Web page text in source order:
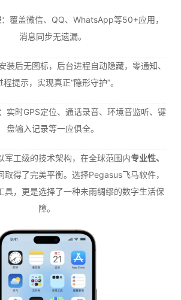
：覆盖微信、QQ、WhatsApp等50+应用，
消息同步无遗漏。
装后无图标，后台进程自动隐藏，零通知、
程提示，实现真正“隐形守护”。
：实时GPS定位、通话录音、环境音监听、键
盘输入记录等一应俱全。
军工级的技术架构，在全球范围内专业性、
取得了完美平衡。选择Pegasus飞马软件，
具，更是选择了一种未雨绸缪的数字生活保
障。